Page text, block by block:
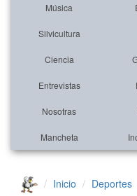
Música
Silvicultura
Ciencia
Entrevistas
Nosotras
Mancheta
Inicio Deportes